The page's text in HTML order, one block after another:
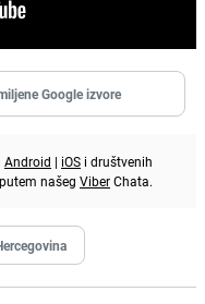
Google izvore
Android | iOS i društvenih
našeg ViberChata.